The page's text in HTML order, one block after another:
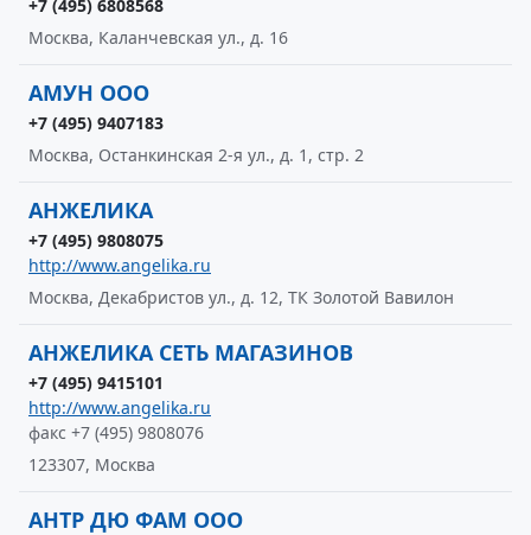
+7 (495) 6808568
Москва, Каланчевская ул., д. 16
АМУН ООО
+7 (495) 9407183
Москва, Останкинская 2-я ул., д. 1, стр. 2
АНЖЕЛИКА
+7 (495) 9808075
http://www.angelika.ru
Москва, Декабристов ул., д. 12, ТК Золотой Вавилон
АНЖЕЛИКА СЕТЬ МАГАЗИНОВ
+7 (495) 9415101
http://www.angelika.ru
факс +7 (495) 9808076
123307, Москва
АНТР ДЮ ФАМ ООО